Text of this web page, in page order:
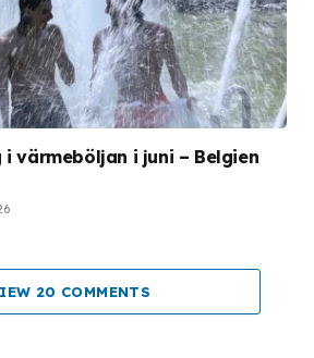
värmeböljan i juni – Belgien
20 COMMENTS